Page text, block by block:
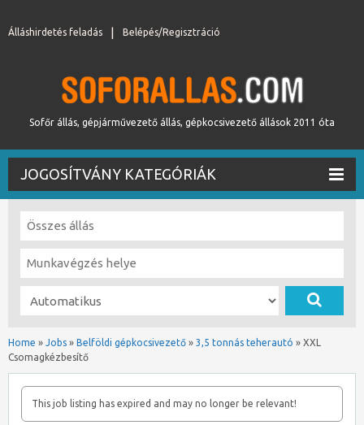
Belépés/Regisztráció
Álláshirdetés feladás
Sofőr állás, gépjárművezető állás, gépkocsivezető állások 2011 óta
JOGOSÍTVÁNY KATEGÓRIÁK
Home » Jobs » Belföldi gépkocsivezető » 3,5 tonnás teherautó » XXL
Csomagkézbesítő
This job listing has expired and may no longer be relevant!